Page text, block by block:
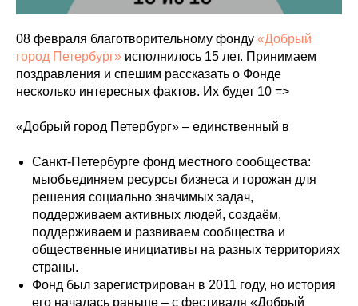
08 февраля благотворительному фонду «Добрый
город Петербург» исполнилось 15 лет. Принимаем
поздравления и спешим рассказать о Фонде
несколько интересных фактов. Их будет 10 =>
︎«Добрый город Петербург» – единственный в
Санкт-Петербурге фонд местного сообщества:
мыобъединяем ресурсы бизнеса и горожан для
решения социально значимых задач,
поддерживаем активных людей, создаём,
поддерживаем и развиваем сообщества и
общественные инициативы на разных территориях
страны.
Фонд был зарегистрирован в 2011 году, но история
его началась раньше – с фестиваля «Добрый